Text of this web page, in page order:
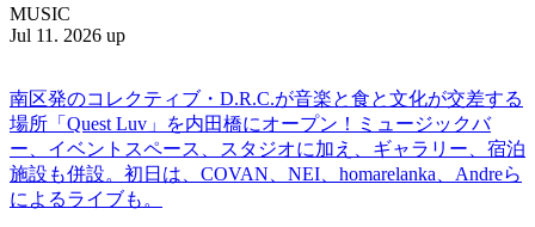
MUSIC
Jul 11. 2026 up
南区発のコレクティブ・D.R.C.が⾳楽と⾷と⽂化が交差する
場所「Quest Luv」を内田橋にオープン！ミュージックバ
ー、イベントスペース、スタジオに加え、ギャラリー、宿泊
施設も併設。初日は、COVAN、NEI、homarelanka、Andreら
によるライブも。